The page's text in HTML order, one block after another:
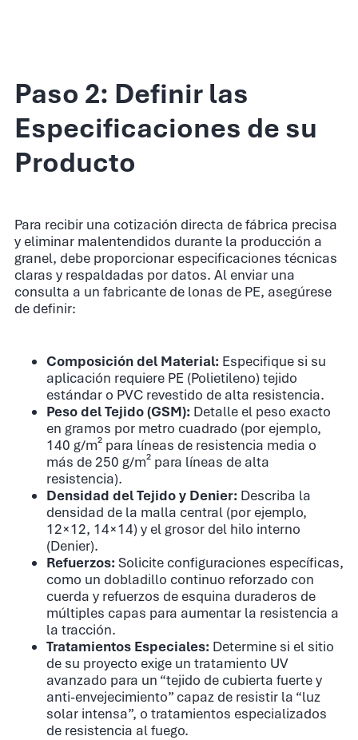
Paso 2: Definir las
Especificaciones de su
Producto
Para recibir una cotización directa de fábrica precisa
y eliminar malentendidos durante la producción a
granel, debe proporcionar especificaciones técnicas
claras y respaldadas por datos. Al enviar una
consulta a un fabricante de lonas de PE, asegúrese
de definir:
Composición del Material: Especifique si su
aplicación requiere PE (Polietileno) tejido
estándar o PVC revestido de alta resistencia.
Peso del Tejido (GSM): Detalle el peso exacto
en gramos por metro cuadrado (por ejemplo,
140 g/m² para líneas de resistencia media o
más de 250 g/m² para líneas de alta
resistencia).
Densidad del Tejido y Denier: Describa la
densidad de la malla central (por ejemplo,
12×12, 14×14) y el grosor del hilo interno
(Denier).
Refuerzos:Solicite configuraciones específicas,
como un dobladillo continuo reforzado con
cuerda y refuerzos de esquina duraderos de
múltiples capas para aumentar la resistencia a
la tracción.
Tratamientos Especiales: Determine si el sitio
de su proyecto exige un tratamiento UV
avanzado para un “tejido de cubierta fuerte y
anti-envejecimiento” capaz de resistir la “luz
solar intensa”, o tratamientos especializados
de resistencia al fuego.